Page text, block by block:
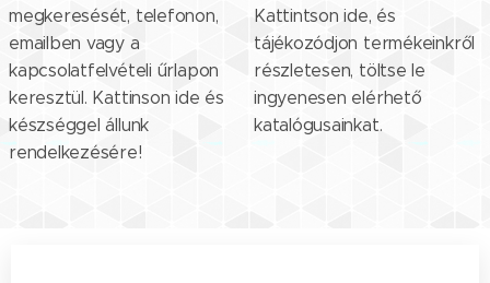
megkeresését, telefonon,
emailben vagy a
kapcsolatfelvételi űrlapon
keresztül. Kattinson ide és
készséggel állunk
rendelkezésére!
Kattintson ide, és
tájékozódjon termékeinkről
részletesen, töltse le
ingyenesen elérhető
katalógusainkat.